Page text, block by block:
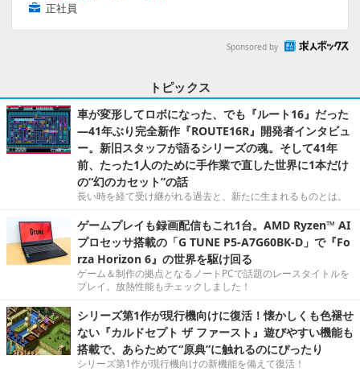
正社員
Sponsored by
トピックス
車が変形してロボになった、でも『ルート16』だった
―41年ぶり完全新作『ROUTE16R』開発者インタビュ
ー。新旧スタッフが語るシリーズの魂。そして41年
前、たった1人のために手作業で直した世界に1本だけ
の“幻のカセット”の話
長い時を経て受け継がれる過去と、新たに生まれるものとは。
ゲームプレイも録画配信もこれ1台。AMD Ryzen™ AI
プロセッサ搭載の「G TUNE P5-A7G60BK-D」で『Fo
rza Horizon 6』の世界を駆け回る
ゲーム＆制作の拠点となるノートPCで話題のレースタイトルを
プレイ。放熱性能もチェックしました！
シリーズ第1作が現行機向けに復活！懐かしくも色褪せ
ない『カルドセプト ザ ファースト』遊びやすい機能も
搭載で、あらためて“原典”に触れるのにぴったり
シリーズ第1作が現行機向けの新機能を備えて復活！